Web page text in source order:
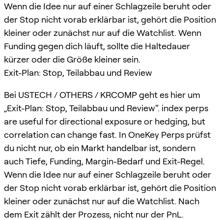
Wenn die Idee nur auf einer Schlagzeile beruht oder
der Stop nicht vorab erklärbar ist, gehört die Position
kleiner oder zunächst nur auf die Watchlist. Wenn
Funding gegen dich läuft, sollte die Haltedauer
kürzer oder die Größe kleiner sein.
Exit-Plan: Stop, Teilabbau und Review
Bei USTECH / OTHERS / KRCOMP geht es hier um
„Exit-Plan: Stop, Teilabbau und Review“. index perps
are useful for directional exposure or hedging, but
correlation can change fast. In OneKey Perps prüfst
du nicht nur, ob ein Markt handelbar ist, sondern
auch Tiefe, Funding, Margin-Bedarf und Exit-Regel.
Wenn die Idee nur auf einer Schlagzeile beruht oder
der Stop nicht vorab erklärbar ist, gehört die Position
kleiner oder zunächst nur auf die Watchlist. Nach
dem Exit zählt der Prozess, nicht nur der PnL.